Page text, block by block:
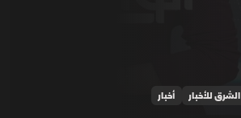
الشرق للأخبار أخبار